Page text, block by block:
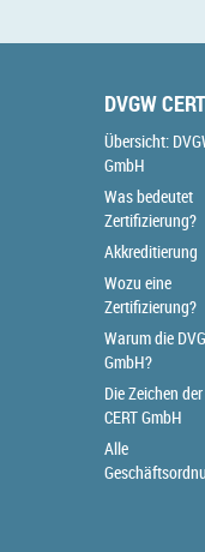
DVGW
Übersicht:
GmbH
Was bedeutet
Zertifizierung?
Akkreditierung
Wozu eine
Zertifizierung?
Warum die
GmbH?
Die Zeichen
CERT GmbH
Alle